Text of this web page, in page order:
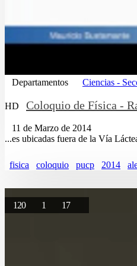
Departamentos Ciencias -
HD Coloquio de Física -
11 de Marzo de 2014
...es ubicadas fuera de la Vía
fisica coloquio pucp 2014
120 1 17